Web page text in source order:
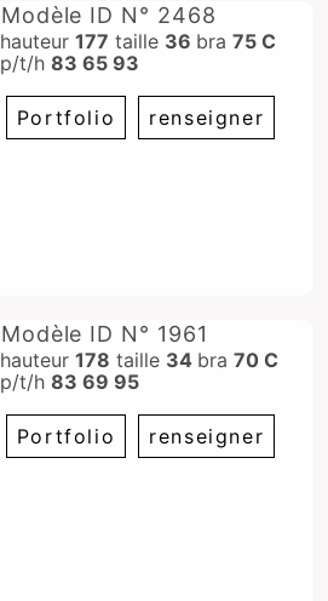
Modèle ID N° 2468
hauteur 177 taille 36 bra 75 C
p/t/h 83 65 93
Portfolio renseigner
Modèle ID N° 1961
hauteur 178 taille 34 bra 70 C
p/t/h 83 69 95
Portfolio renseigner